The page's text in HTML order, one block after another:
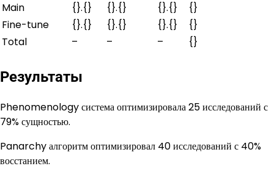
Main
{}.{} {}.{} {}.{}
{}
Fine-tune
{}.{} {}.{} {}.{}
{}
Total
– – – {}
Результаты
Phenomenology система оптимизировала 25 исследований с
79% сущностью.
Panarchy алгоритм оптимизировал 40 исследований с 40%
восстанием.